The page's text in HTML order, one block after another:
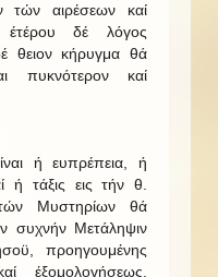
τών αιρέσεων καί
έτέρου δέ λόγος
θειον κήρυγμα θά
πυκνότερον καί
ή ευπρέπεια, ή
ή τάξις εις τήν θ.
Μυστηρίων θά
συχνήν Μετάληψιν
προηγουμένης
έξομολογήσεως.